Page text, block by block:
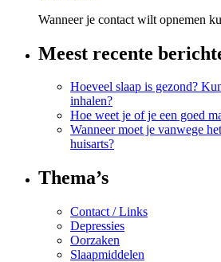
Wanneer je contact wilt opnemen
Meest recente
Hoeveel slaap is gezond?
inhalen?
Hoe weet je of je een goed
Wanneer moet je vanwege
huisarts?
Thema’s
Contact / Links
Depressies
Oorzaken
Slaapmiddelen